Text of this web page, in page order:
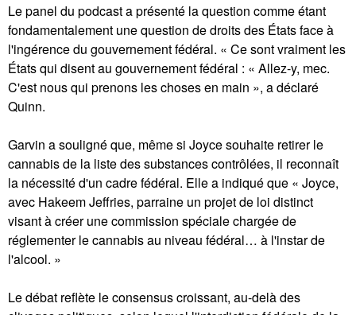
Le panel du podcast a présenté la question comme étant
fondamentalement une question de droits des États face à
l'ingérence du gouvernement fédéral. « Ce sont vraiment les
États qui disent au gouvernement fédéral : « Allez-y, mec.
C'est nous qui prenons les choses en main », a déclaré
Quinn.
Garvin a souligné que, même si Joyce souhaite retirer le
cannabis de la liste des substances contrôlées, il reconnaît
la nécessité d'un cadre fédéral. Elle a indiqué que « Joyce,
avec Hakeem Jeffries, parraine un projet de loi distinct
visant à créer une commission spéciale chargée de
réglementer le cannabis au niveau fédéral… à l'instar de
l'alcool. »
Le débat reflète le consensus croissant, au-delà des